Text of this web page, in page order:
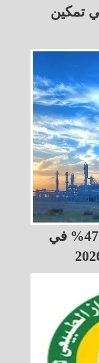
تمكين
دانة غاز تحقق ارتفاعاً بنسبة 47% في